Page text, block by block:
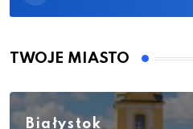
TWOJE MIASTO
Białystok